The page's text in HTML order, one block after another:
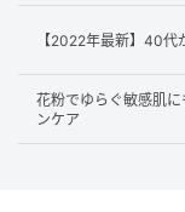
【2022年最新】40代
花粉でゆらぐ敏感肌
ンケア